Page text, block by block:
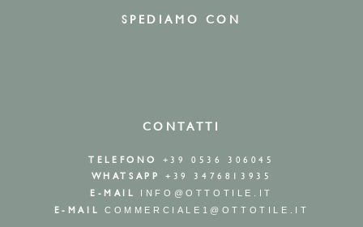
SPEDIAMO CON
CONTATTI
TELEFONO
+39 0536 306045
WHATSAPP
+39 3476813935
E-MAIL
INFO@OTTOTILE.IT
E-MAIL COMMERCIALE1@OTTOTILE.IT